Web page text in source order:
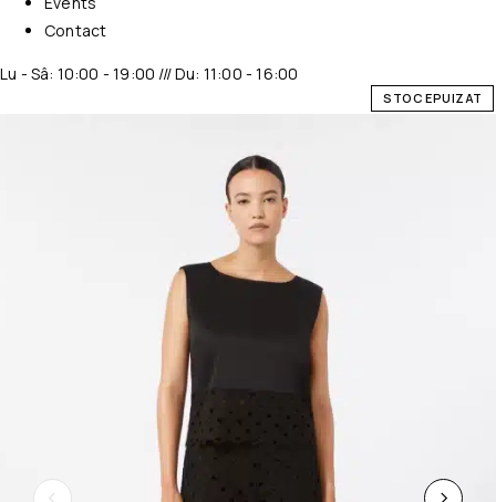
Contact
Lu - Sâ: 10:00 - 19:00 /// Du: 11:00 - 16:00
STOC EPUIZAT